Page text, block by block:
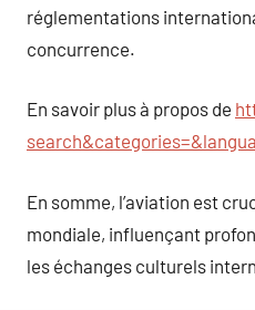
réglementations
concurrence.
En savoir plus à propos de
En somme, l’aviation est
mondiale, influençant
les échanges culturels